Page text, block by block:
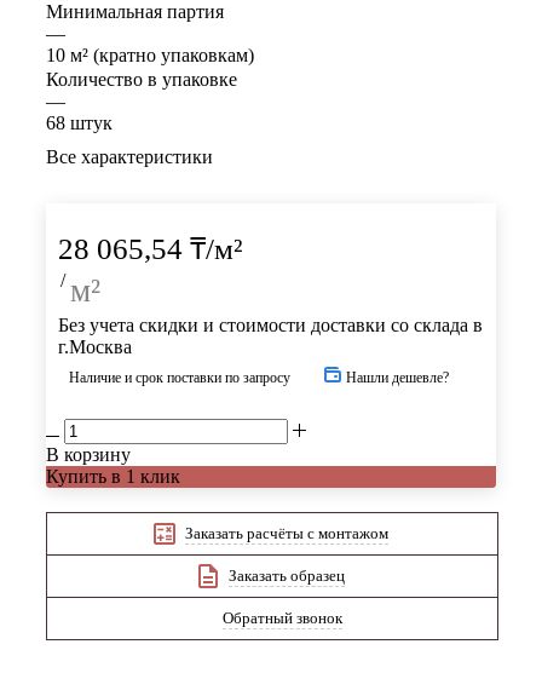
Минимальная партия
—
10 м² (кратно упаковкам)
Количество в упаковке
—
68 штук
Все характеристики
28 065,54 ₸/м²
/ м²
Без учета скидки и стоимости доставки со склада в
г.Москва
Наличие и срок поставки по запросу Нашли дешевле?
В корзину
Купить в 1 клик
Заказать расчёты с монтажом
Заказать образец
Обратный звонок